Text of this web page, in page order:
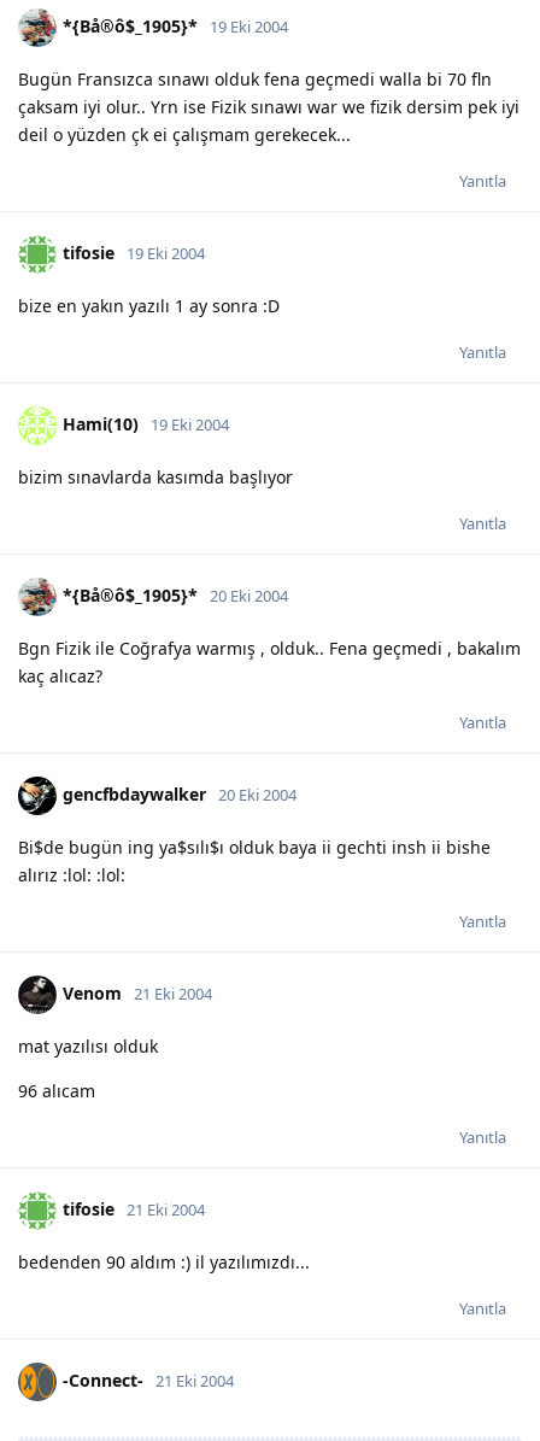
*{Bå®ô$_1905}* 19 Eki 2004
Bugün Fransızca sınawı olduk fena geçmedi walla bi 70 fln
çaksam iyi olur.. Yrn ise Fizik sınawı war we fizik dersim pek iyi
deil o yüzden çk ei çalışmam gerekecek...
Yanıtla
tifosie 19 Eki 2004
bize en yakın yazılı 1 ay sonra :D
Yanıtla
Hami(10) 19 Eki 2004
bizim sınavlarda kasımda başlıyor
Yanıtla
*{Bå®ô$_1905}* 20 Eki 2004
Bgn Fizik ile Coğrafya warmış , olduk.. Fena geçmedi , bakalım
kaç alıcaz?
Yanıtla
gencfbdaywalker 20 Eki 2004
Bi$de bugün ing ya$sılı$ı olduk baya ii gechti insh ii bishe
alırız :lol: :lol:
Yanıtla
Venom 21 Eki 2004
mat yazılısı olduk
96 alıcam
Yanıtla
tifosie 21 Eki 2004
bedenden 90 aldım :) il yazılımızdı...
Yanıtla
-Connect- 21 Eki 2004